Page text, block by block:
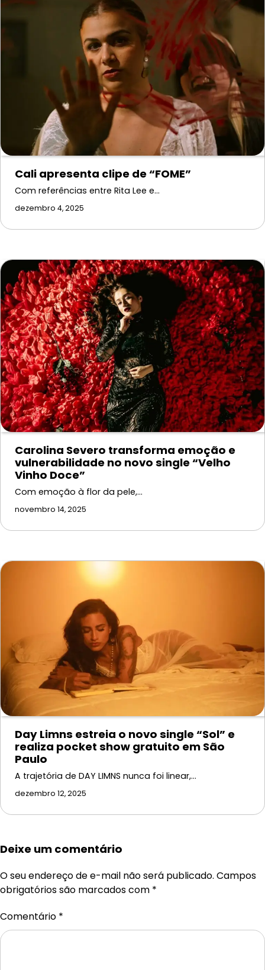
Cali apresenta clipe de “FOME”
Com referências entre Rita Lee e…
dezembro 4, 2025
Carolina Severo transforma emoção e
vulnerabilidade no novo single “Velho
Vinho Doce”
Com emoção à flor da pele,…
novembro 14, 2025
Day Limns estreia o novo single “Sol” e
realiza pocket show gratuito em São
Paulo
A trajetória de DAY LIMNS nunca foi linear,…
dezembro 12, 2025
Deixe um comentário
O seu endereço de e-mail não será publicado. Campos
obrigatórios são marcados com *
Comentário *